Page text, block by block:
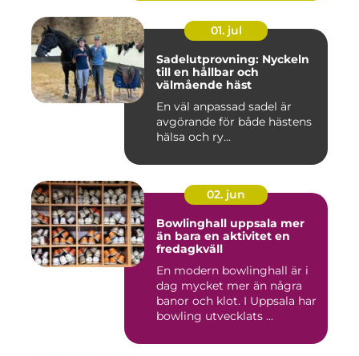
01. jul
Sadelutprovning: Nyckeln
till en hållbar och
välmående häst
En väl anpassad sadel är
avgörande för både hästens
hälsa och ry...
02. jun
Bowlinghall uppsala mer
än bara en aktivitet en
fredagkväll
En modern bowlinghall är i
dag mycket mer än några
banor och klot. I Uppsala har
bowling utvecklats ...